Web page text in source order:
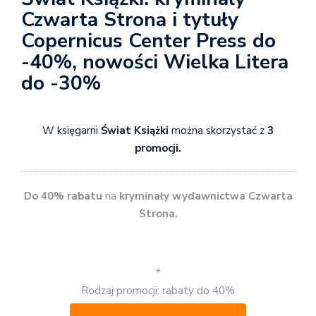
Czwarta Strona i tytuły
Copernicus Center Press do
-40%, nowości Wielka Litera
do -30%
W księgarni Świat Książki można skorzystać z 3
promocji.
Do 40% rabatu na kryminały wydawnictwa Czwarta
Strona.
*
Rodzaj promocji: rabaty do 40%